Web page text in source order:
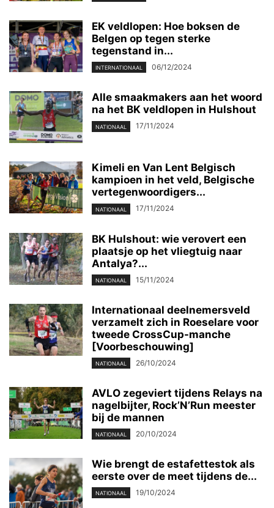
EK veldlopen: Hoe boksen de
Belgen op tegen sterke
tegenstand in...
INTERNATIONAAL 06/12/2024
Alle smaakmakers aan het woord
na het BK veldlopen in Hulshout
NATIONAAL 17/11/2024
Kimeli en Van Lent Belgisch
kampioen in het veld, Belgische
vertegenwoordigers...
NATIONAAL 17/11/2024
BK Hulshout: wie verovert een
plaatsje op het vliegtuig naar
Antalya?...
NATIONAAL 15/11/2024
Internationaal deelnemersveld
verzamelt zich in Roeselare voor
tweede CrossCup-manche
[Voorbeschouwing]
NATIONAAL 26/10/2024
AVLO zegeviert tijdens Relays na
nagelbijter, Rock’N’Run meester
bij de mannen
NATIONAAL 20/10/2024
Wie brengt de estafettestok als
eerste over de meet tijdens de...
NATIONAAL 19/10/2024